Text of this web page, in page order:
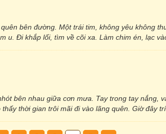
bên đường. Một trái tim, không yêu không
u. Đi khắp lối, tìm về cõi xa. Làm chim én, lạc
bên nhau giữa cơn mưa. Tay trong tay nắng,
thời gian trôi mãi đi vào lãng quên. Giờ đây